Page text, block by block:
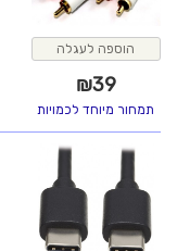
הוספה לעגלה
₪39
תמחור מיוחד לכמויות